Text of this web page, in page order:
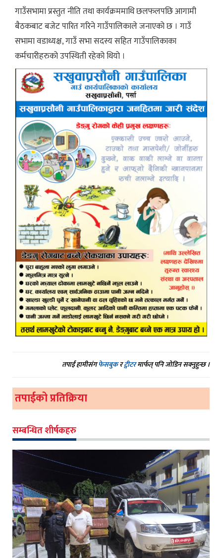
गाउँसभामा प्रस्तुत नीति तथा कार्यक्रममाथि छलफलपछि आगामी
बैठकबाट बजेट पारित गरिने गाउँपालिकाले जनाएको छ । गाउँ
सभामा वडाध्यक्ष, गाउँ सभा सदस्य सहित गाउँपालिकाका
कर्मचारीहरुको उपस्थिती रहेको थियो ।
तपाईं हामीसंगफेसबुकरट्वीटरमार्फत् पनि जोडिन सक्नुहुन्छ ।
तपाईको प्रतिक्रिया
सम्बन्धित शीर्षकहरु